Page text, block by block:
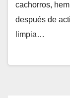
cachorros,
después de
limpia…